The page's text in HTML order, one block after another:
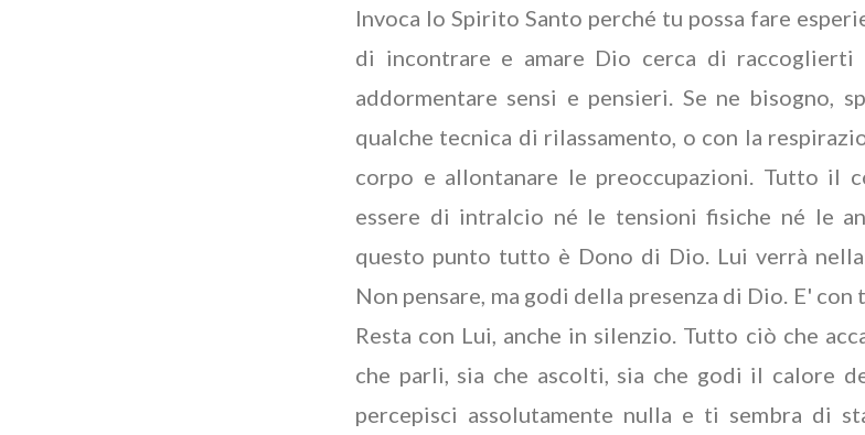
Invoca lo Spirito Santo perché tu possa fare
di incontrare e amare Dio cerca di raccoglierti
addormentare sensi e pensieri. Se ne bisogno,
qualche tecnica di rilassamento, o con la
corpo e allontanare le preoccupazioni. Tutto il
essere di intralcio né le tensioni fisiche né le
questo punto tutto è Dono di Dio. Lui verrà
Non pensare, ma godi della presenza di Dio. E'
Resta con Lui, anche in silenzio. Tutto ciò che
che parli, sia che ascolti, sia che godi il calore
percepisci assolutamente nulla e ti sembra di